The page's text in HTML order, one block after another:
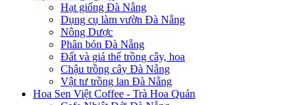
Hạt giống Đà Nẵng
Dụng cụ làm vườn Đà Nẵng
Nông Dược
Phân bón Đà Nẵng
Đất và giá thể trồng cây, hoa
Chậu trồng cây Đà Nẵng
Vật tư trồng lan Đà Nẵng
Hoa Sen Việt Coffee - Trà Hoa Quán